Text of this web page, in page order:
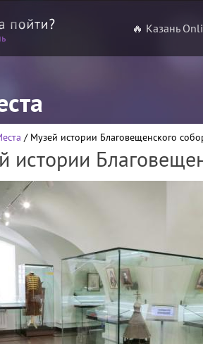
🔥 Казань
/ Музей истории Благовещенского
истории